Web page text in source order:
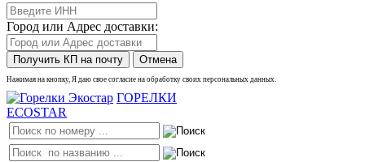
Город или Адрес доставки:
Получить КП на почту Отмена
Нажимая на кнопку, Я даю свое согласие на обработку своих персональных данных.
ГОРЕЛКИ
ECOSTAR